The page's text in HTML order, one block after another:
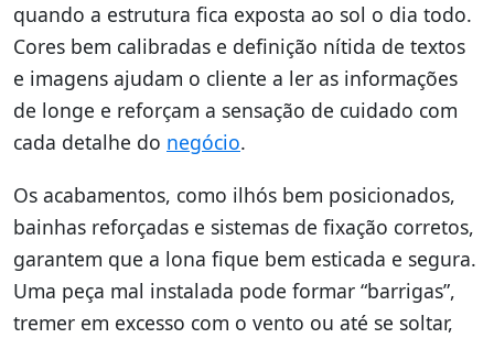
quando a estrutura fica exposta ao sol o dia todo.
Cores bem calibradas e definição nítida de textos
e imagens ajudam o cliente a ler as informações
de longe e reforçam a sensação de cuidado com
cada detalhe do negócio.
Os acabamentos, como ilhós bem posicionados,
bainhas reforçadas e sistemas de fixação corretos,
garantem que a lona fique bem esticada e segura.
Uma peça mal instalada pode formar “barrigas”,
tremer em excesso com o vento ou até se soltar,